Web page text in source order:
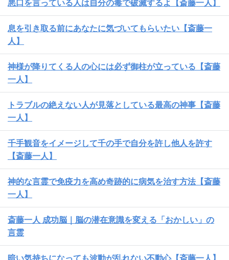
悪口を言っている人は自分の毒で破滅するよ【斎藤一人】
息を引き取る前にあなたに気づいてもらいたい【斎藤一
人】
神様が降りてくる人の心には必ず御柱が立っている【斎藤
一人】
トラブルの絶えない人が見落としている最高の神事【斎藤
一人】
千手観音をイメージして千の手で自分を許し他人を許す
【斎藤一人】
神的な言霊で免疫力を高め奇跡的に病気を治す方法【斎藤
一人】
斎藤一人 成功脳｜脳の潜在意識を変える「おかしい」の
言霊
暗い気持ちになっても波動が乱れない不動心【斎藤一人】